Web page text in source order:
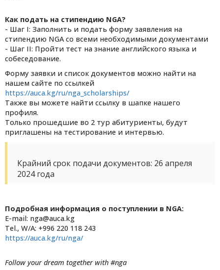
Как подать на стипендию NGA?
- Шаг І: Заполнить и подать форму заявления на
стипендию NGA со всеми необходимыми документами
- Шаг ІІ: Пройти тест на знание английского языка и
собеседование.
Форму заявки и список документов можно найти на
нашем сайте по ссылкей
https://auca.kg/ru/nga_scholarships/
Также вы можете найти ссылку в шапке нашего
профиля.
Только прошедшие во 2 тур абитуриенты, будут
приглашены на тестирование и интервью.
Крайний срок подачи документов: 26 апреля
2024 года
Подробная информация о поступлении в NGA:
E-mail: nga@auca.kg
Tel., W/A: +996 220 118 243
https://auca.kg/ru/nga/
Follow your dream together with #nga